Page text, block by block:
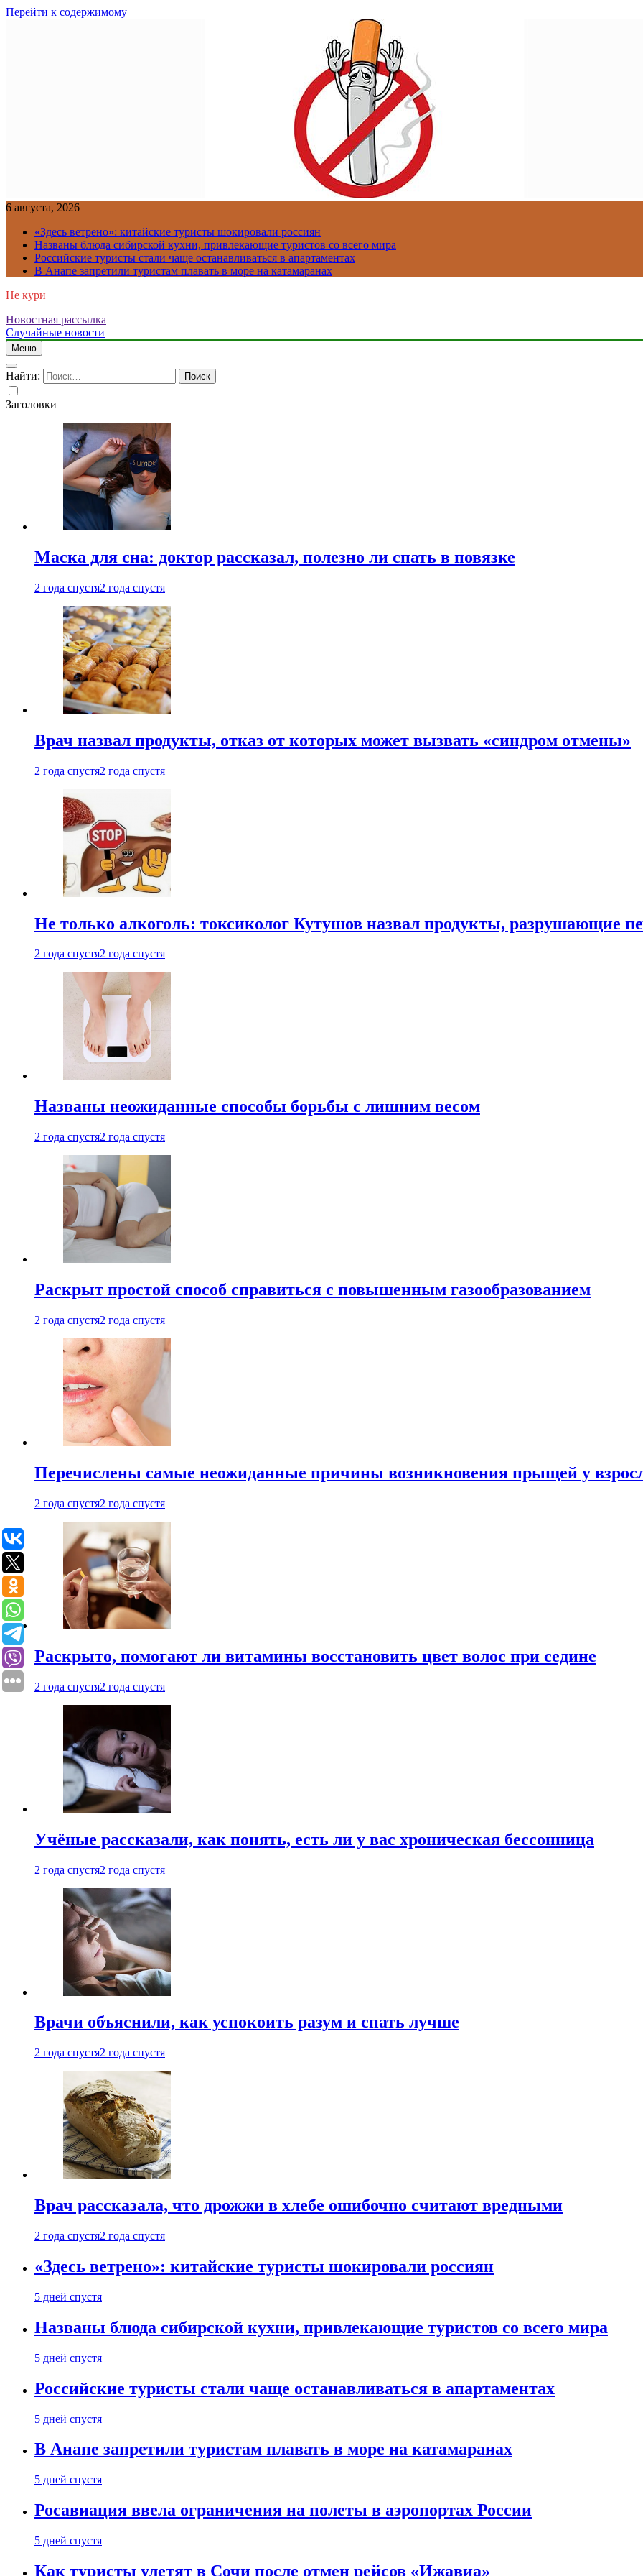
Перейти к содержимому
6 августа, 2026
«Здесь ветрено»: китайские туристы шокировали россиян
Названы блюда сибирской кухни, привлекающие туристов со всего мира
Российские туристы стали чаще останавливаться в апартаментах
В Анапе запретили туристам плавать в море на катамаранах
Не кури
Новостная рассылка
Случайные новости
Меню
Найти:
Заголовки
Маска для сна: доктор рассказал, полезно ли спать в повязке
2 года спустя2 года спустя
Врач назвал продукты, отказ от которых может вызвать «синдром отмены»
2 года спустя2 года спустя
Не только алкоголь: токсиколог Кутушов назвал продукты, разрушающие
2 года спустя2 года спустя
Названы неожиданные способы борьбы с лишним весом
2 года спустя2 года спустя
Раскрыт простой способ справиться с повышенным газообразованием
2 года спустя2 года спустя
Перечислены самые неожиданные причины возникновения прыщей у
2 года спустя2 года спустя
Раскрыто, помогают ли витамины восстановить цвет волос при седине
2 года спустя2 года спустя
Учёные рассказали, как понять, есть ли у вас хроническая бессонница
2 года спустя2 года спустя
Врачи объяснили, как успокоить разум и спать лучше
2 года спустя2 года спустя
Врач рассказала, что дрожжи в хлебе ошибочно считают вредными
2 года спустя2 года спустя
«Здесь ветрено»: китайские туристы шокировали россиян
5 дней спустя
Названы блюда сибирской кухни, привлекающие туристов со всего мира
5 дней спустя
Российские туристы стали чаще останавливаться в апартаментах
5 дней спустя
В Анапе запретили туристам плавать в море на катамаранах
5 дней спустя
Росавиация ввела ограничения на полеты в аэропортах России
5 дней спустя
Как туристы улетят в Сочи после отмен рейсов «Ижавиа»